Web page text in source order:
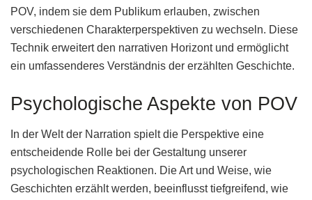
POV, indem sie dem Publikum erlauben, zwischen
verschiedenen Charakterperspektiven zu wechseln. Diese
Technik erweitert den narrativen Horizont und ermöglicht
ein umfassenderes Verständnis der erzählten Geschichte.
Psychologische Aspekte von POV
In der Welt der Narration spielt die Perspektive eine
entscheidende Rolle bei der Gestaltung unserer
psychologischen Reaktionen. Die Art und Weise, wie
Geschichten erzählt werden, beeinflusst tiefgreifend, wie